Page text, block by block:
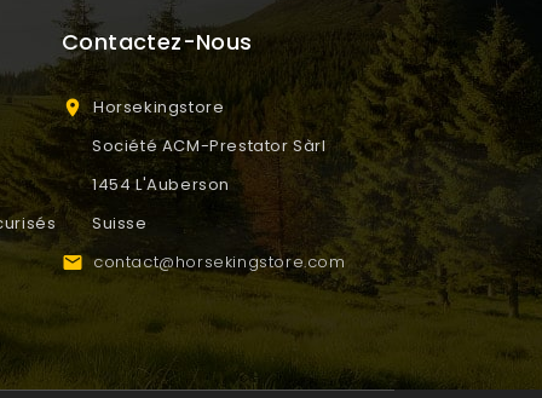
Contactez-Nous
 Horsekingstore
Société ACM-Prestator Sàrl
1454 L'Auberson
Suisse
 contact@horsekingstore.com